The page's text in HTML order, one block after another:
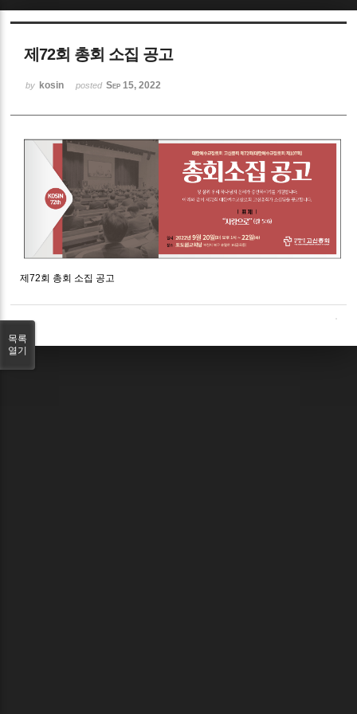
제72회 총회 소집 공고
by kosin posted Sep 15, 2022
제72회 총회 소집 공고
목록
열기
Sketchbook5, 스케치북5
Sketchbook5, 스케치북5